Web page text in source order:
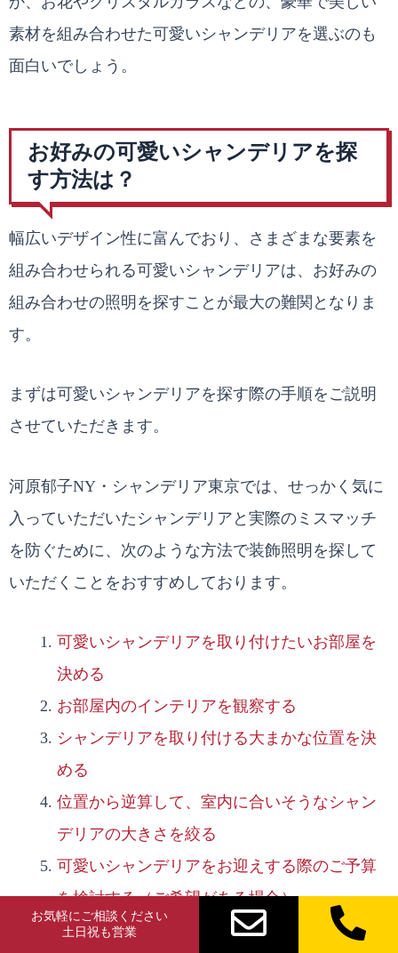
素材を組み合わせた可愛いシャンデリアを選ぶのも
面白いでしょう。
お好みの可愛いシャンデリアを探
す方法は？
幅広いデザイン性に富んでおり、さまざまな要素を
組み合わせられる可愛いシャンデリアは、お好みの
組み合わせの照明を探すことが最大の難関となりま
す。
まずは可愛いシャンデリアを探す際の手順をご説明
させていただきます。
河原郁子NY・シャンデリア東京では、せっかく気に
入っていただいたシャンデリアと実際のミスマッチ
を防ぐために、次のような方法で装飾照明を探して
いただくことをおすすめしております。
可愛いシャンデリアを取り付けたいお部屋を
決める
お部屋内のインテリアを観察する
シャンデリアを取り付ける大まかな位置を決
める
位置から逆算して、室内に合いそうなシャン
デリアの大きさを絞る
可愛いシャンデリアをお迎えする際のご予算
を検討する（ご希望がある場合）
シャンデリア専門店やインテリアカタログな
お気軽にご相談ください
土日祝も営業